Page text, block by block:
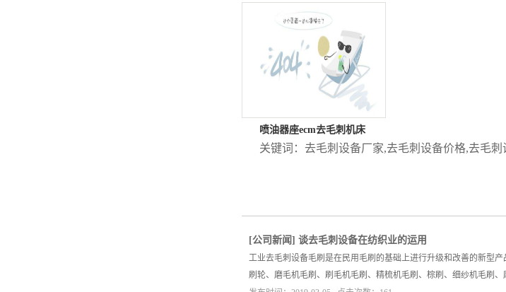
喷油器座ecm去毛刺机床
关键词： 去毛刺设备厂家,去毛刺设备价格,去毛刺
[公司新闻] 谈去毛刺设备在纺织业的运用
工业去毛刺设备毛刷是在民用毛刷的基础上进行升级和改善的新
刷轮、磨毛机毛刷、刷毛机毛刷、精梳机毛刷、棕刷、细纱机毛刷